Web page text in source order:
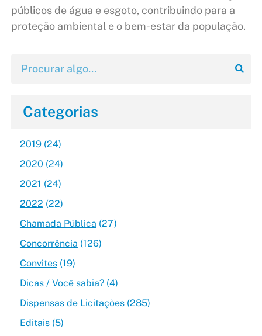
públicos de água e esgoto, contribuindo para a
proteção ambiental e o bem-estar da população.
Categorias
2019(24)
2020 (24)
2021 (24)
2022 (22)
Chamada Pública (27)
Concorrência (126)
Convites(19)
Dicas / Você sabia?(4)
Dispensas de Licitações(285)
Editais(5)